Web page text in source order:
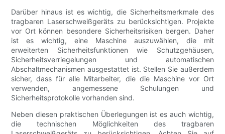
Darüber hinaus ist es wichtig, die Sicherheitsmerkmale des
tragbaren Laserschweißgeräts zu berücksichtigen. Projekte
vor Ort können besondere Sicherheitsrisiken bergen. Daher
ist es wichtig, eine Maschine auszuwählen, die mit
erweiterten Sicherheitsfunktionen wie Schutzgehäusen,
Sicherheitsverriegelungen und automatischen
Abschaltmechanismen ausgestattet ist. Stellen Sie außerdem
sicher, dass für alle Mitarbeiter, die die Maschine vor Ort
verwenden, angemessene Schulungen und
Sicherheitsprotokolle vorhanden sind.
Neben diesen praktischen Überlegungen ist es auch wichtig,
die technischen Möglichkeiten des tragbaren